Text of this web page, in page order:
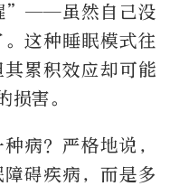
”——虽然自己没
这种睡眠模式往
累积效应却可能
损害。
病？严格地说，
碍疾病，而是多